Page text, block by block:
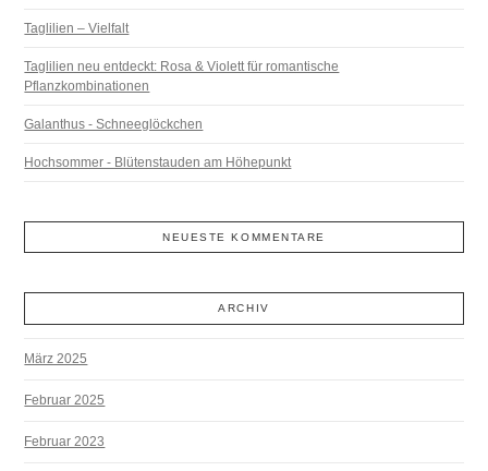
Taglilien – Vielfalt
Taglilien neu entdeckt: Rosa & Violett für romantische
Pflanzkombinationen
Galanthus - Schneeglöckchen
Hochsommer - Blütenstauden am Höhepunkt
NEUESTE KOMMENTARE
ARCHIV
März 2025
Februar 2025
Februar 2023